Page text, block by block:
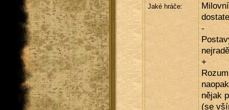
Jaké hráče:
-
+
nějak
(se